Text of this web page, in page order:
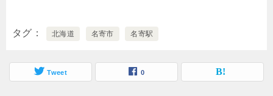
タグ 北海道 名寄市 名寄駅
Tweet 0